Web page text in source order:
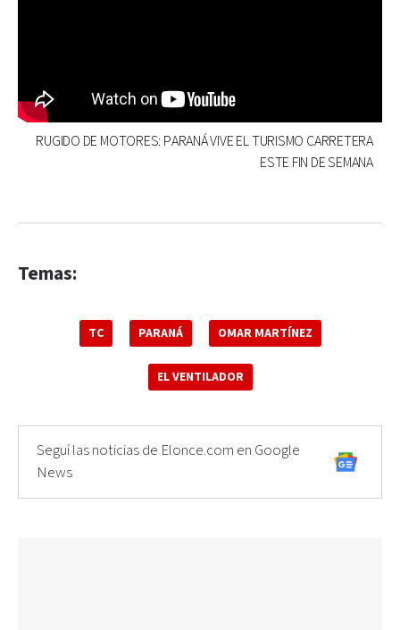
RUGIDO DE MOTORES: PARANÁ VIVE EL TURISMO CARRETERA
ESTE FIN DE SEMANA
Temas:
TC PARANÁ OMAR MARTÍNEZ
EL VENTILADOR
Seguí las noticias de Elonce.com en Google
News